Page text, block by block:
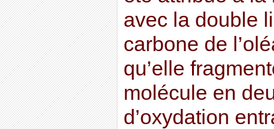
avec la double
carbone de
qu’elle
molécule en
d’oxydation